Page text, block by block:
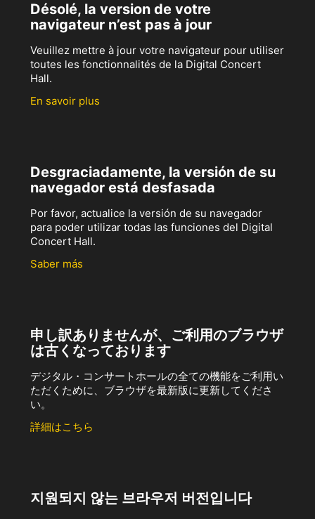
Désolé, la version de votre
navigateur n’est pas à jour
Veuillez mettre à jour votre navigateur pour utiliser
toutes les fonctionnalités de la Digital Concert
Hall.
En savoir plus
Desgraciadamente, la versión de su
navegador está desfasada
Por favor, actualice la versión de su navegador
para poder utilizar todas las funciones del Digital
Concert Hall.
Saber más
申し訳ありませんが、ご利用のブラウザ
は古くなっております
デジタル・コンサートホールの全ての機能をご利用い
ただくために、ブラウザを最新版に更新してくださ
い。
詳細はこちら
지원되지 않는 브라우저 버전입니다